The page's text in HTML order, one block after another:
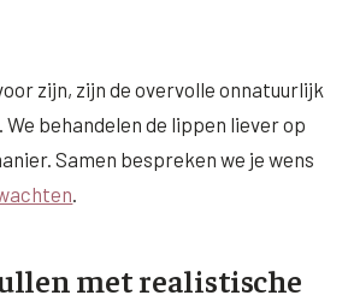
zijn, zijn de overvolle onnatuurlijk
behandelen de lippen liever op
Samen bespreken we je wens
met realistische